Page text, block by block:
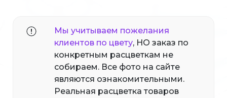
Мы учитываем пожелания
клиентов по цвету, НО заказ по
конкретным расцветкам не
собираем. Все фото на сайте
являются ознакомительными.
Реальная расцветка товаров